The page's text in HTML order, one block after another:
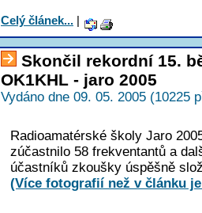
Celý článek... |
Skončil rekordní 15.
OK1KHL - jaro 2005
Vydáno dne 09. 05. 2005 (10225
Radioamatérské školy Jaro
zúčastnilo 58 frekventantů a
účastníků zkoušky úspěšně
(Více fotografií než v článku